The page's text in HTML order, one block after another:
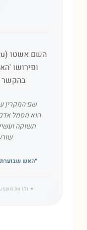
ופירושו
בהקשר
שם המקרין
הוא מסמל
תשוקה
״האש שבוערת
✦ גלו את